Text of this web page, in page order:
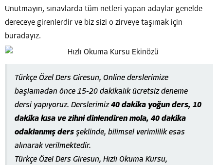
Unutmayın, sınavlarda tüm netleri yapan adaylar genelde
dereceye girenlerdir ve biz sizi o zirveye taşımak için
buradayız.
Türkçe Özel Ders Giresun, Online derslerimize
başlamadan önce 15-20 dakikalık ücretsiz deneme
dersi yapıyoruz. Derslerimiz40 dakika yoğun ders, 10
dakika kısa ve zihni dinlendiren mola, 40 dakika
odaklanmış ders şeklinde, bilimsel verimlilik esas
alınarak verilmektedir.
Türkçe Özel Ders Giresun, Hızlı Okuma Kursu,